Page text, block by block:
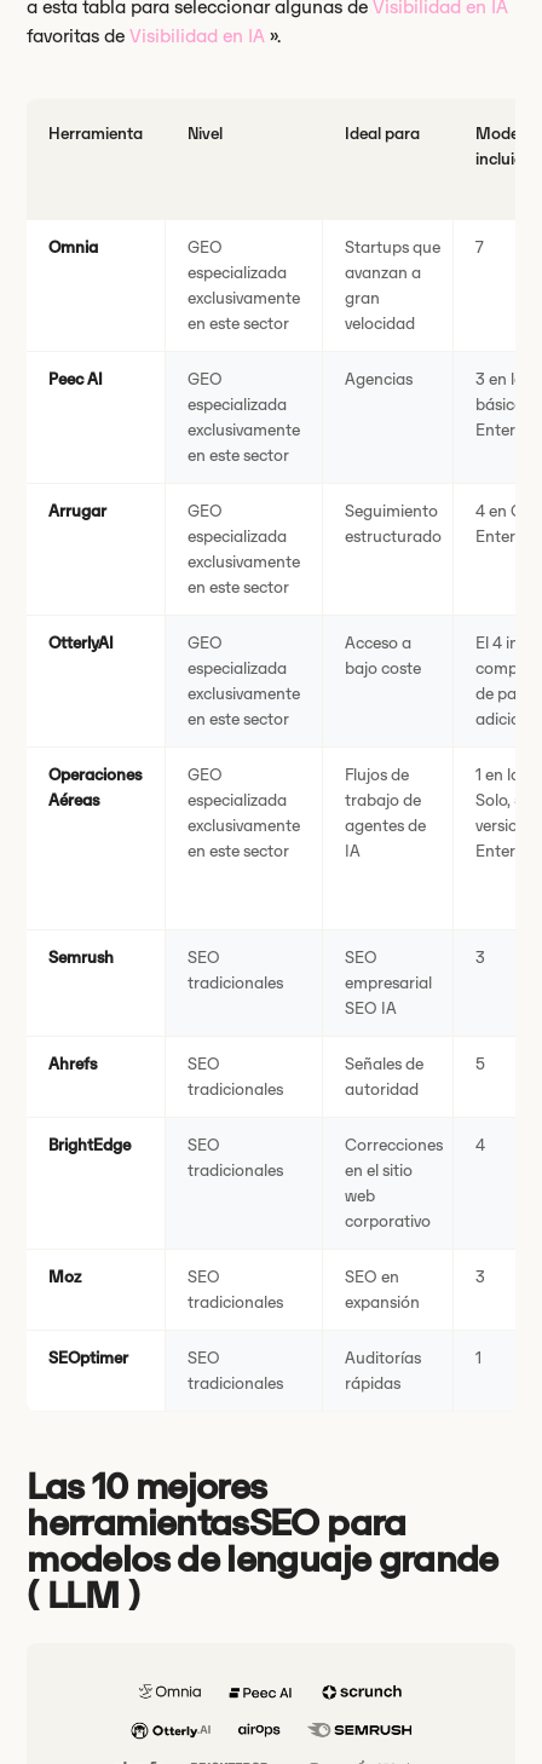
a esta tabla para seleccionar algunas deVisibilidad en IA
favoritas deVisibilidad en IA».
Herramienta Nivel Ideal para
Modelos
incluidos
Omnia
GEO
especializada
exclusivamente
en este sector
Startups que
avanzan a
gran
velocidad
7
Peec AI
GEO
especializada
exclusivamente
en este sector
Agencias
3 en los
básicos,
Arrugar
GEO
especializada
exclusivamente
en este sector
Seguimiento
estructurado
4 en
OtterlyAI
GEO
especializada
exclusivamente
en este sector
Acceso a
bajo coste
El 4
de pago
Operaciones
Aéreas
GEO
especializada
exclusivamente
en este sector
Flujos de
trabajo de
agentes de
IA
1 en la
Solo, 5
Semrush
SEO
tradicionales
SEO
empresarial
SEO IA
3
Ahrefs
SEO
tradicionales
Señales de
autoridad
5
BrightEdge
SEO
tradicionales
Correcciones
en el sitio
web
corporativo
4
Moz
SEO
tradicionales
SEO en
expansión
3
SEOptimer
SEO
tradicionales
Auditorías
rápidas
1
Las 10 mejores
herramientasSEO para
modelos de lenguaje grande
( LLM )